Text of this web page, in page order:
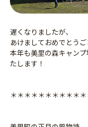
遅くなりましたが、
あけましておめでとうご
本年も美里の森キャン
たします！
＊＊＊＊＊＊＊＊＊＊